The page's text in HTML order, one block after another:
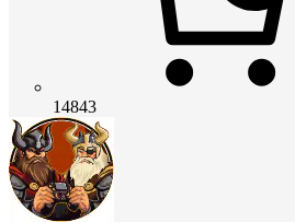
14843